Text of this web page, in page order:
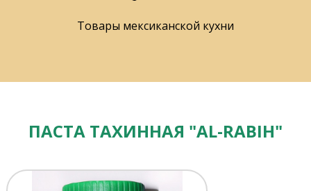
Товары мексиканской кухни
ПАСТА ТАХИННАЯ "AL-RABIH"